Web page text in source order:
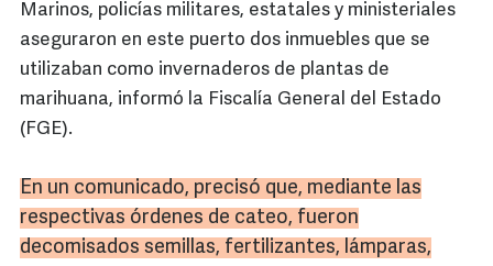
Marinos, policías militares, estatales y ministeriales
aseguraron en este puerto dos inmuebles que se
utilizaban como invernaderos de plantas de
marihuana, informó la Fiscalía General del Estado
(FGE).
En un comunicado, precisó que, mediante las
respectivas órdenes de cateo, fueron
decomisados semillas, fertilizantes, lámparas,